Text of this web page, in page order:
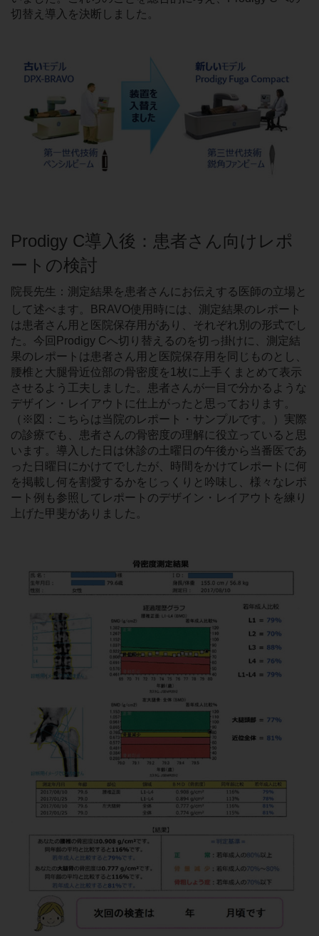
切替え導入を決断しました。
Prodigy C導入後：患者さん向けレポ
ートの検討
院長先生：測定結果を患者さんにお伝えする医師の立場と
して述べます。BRAVO使用時には、測定結果のレポート
は患者さん用と医院保存用があり、それぞれ別の形式でし
た。今回Prodigy Cへ切り替えるのを切っ掛けに、測定結
果のレポートは患者さん用と医院保存用を同じものとし、
腰椎と大腿骨近位部の骨密度を1枚に上手くまとめて表示
させるよう工夫しました。患者さんが一目で分かるような
デザイン・レイアウトに仕上がったと思っております。
（※図：こちらは当院のレポート・サンプルです。）実際
の診療でも、患者さんの骨密度の理解に役立っていると思
います。導入した日は休診の土曜日の午後から当番医であ
った日曜日にかけてでしたが、時間をかけてレポートに何
を掲載し何を割愛するかをじっくりと吟味し、様々なレポ
ート例も参照してレポートのデザイン・レイアウトを練り
上げた甲斐がありました。